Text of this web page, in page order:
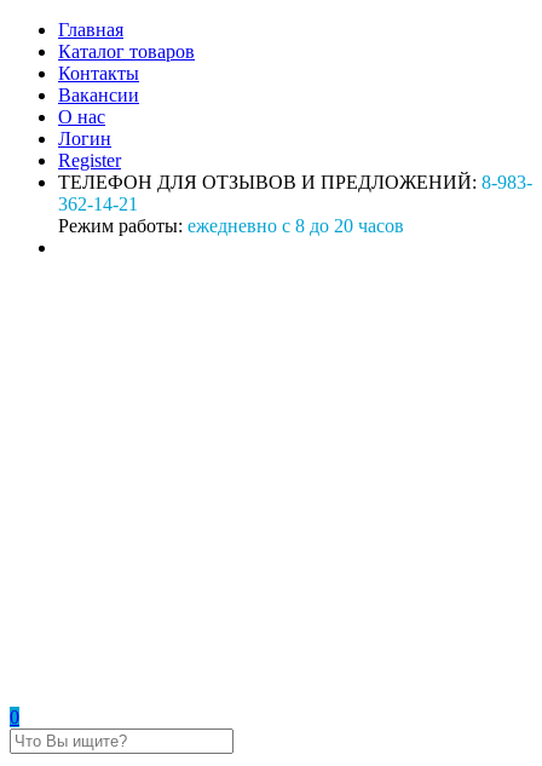
Главная
Каталог товаров
Контакты
Вакансии
О нас
Логин
Register
ТЕЛЕФОН ДЛЯ ОТЗЫВОВ И ПРЕДЛОЖЕНИЙ: 8-983-
362-14-21
Режим работы: ежедневно с 8 до 20 часов
0